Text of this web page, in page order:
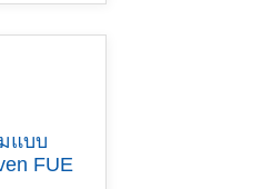
แบบ
FUE